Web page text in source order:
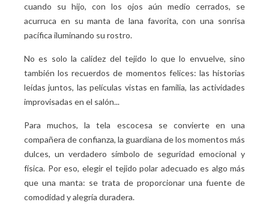
cuando su hijo, con los ojos aún medio cerrados, se
acurruca en su manta de lana favorita, con una sonrisa
pacífica iluminando su rostro.
No es solo la calidez del tejido lo que lo envuelve, sino
también los recuerdos de momentos felices: las historias
leídas juntos, las películas vistas en familia, las actividades
improvisadas en el salón...
Para muchos, la tela escocesa se convierte en una
compañera de confianza, la guardiana de los momentos más
dulces, un verdadero símbolo de seguridad emocional y
física. Por eso, elegir el tejido polar adecuado es algo más
que una manta: se trata de proporcionar una fuente de
comodidad y alegría duradera.